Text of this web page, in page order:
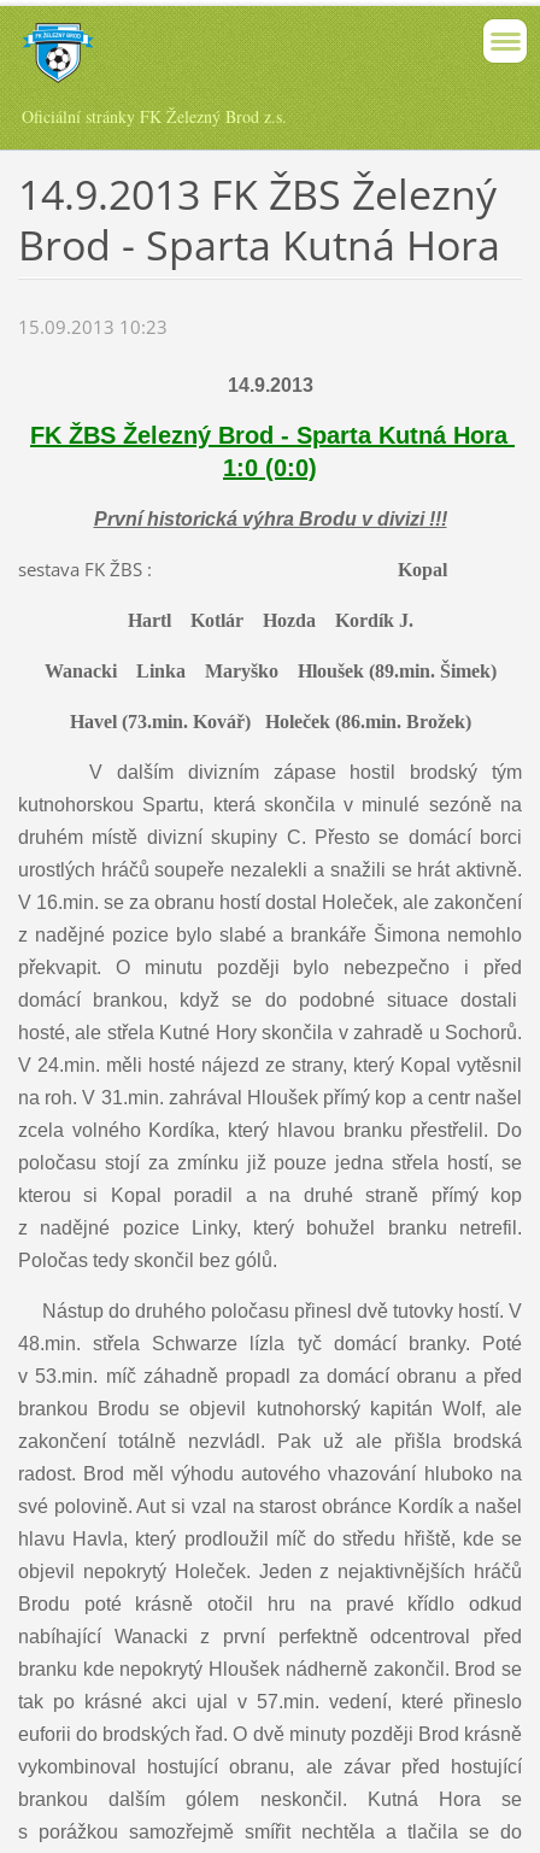
Oficiální stránky FK Železný Brod z.s.
14.9.2013 FK ŽBS Železný
Brod - Sparta Kutná Hora
15.09.2013 10:23
14.9.2013
FK ŽBS Železný Brod - Sparta Kutná Hora
1:0 (0:0)
První historická výhra Brodu v divizi !!!
sestava FK ŽBS : Kopal
Hartl Kotlár Hozda Kordík J.
Wanacki Linka Maryško Hloušek (89.min. Šimek)
Havel (73.min. Kovář) Holeček (86.min. Brožek)
V dalším divizním zápase hostil brodský tým
kutnohorskou Spartu, která skončila v minulé sezóně na
druhém místě divizní skupiny C. Přesto se domácí borci
urostlých hráčů soupeře nezalekli a snažili se hrát aktivně.
V 16.min. se za obranu hostí dostal Holeček, ale zakončení
z nadějné pozice bylo slabé a brankáře Šimona nemohlo
překvapit. O minutu později bylo nebezpečno i před
domácí brankou, když se do podobné situace dostali
hosté, ale střela Kutné Hory skončila v zahradě u Sochorů.
V 24.min. měli hosté nájezd ze strany, který Kopal vytěsnil
na roh. V 31.min. zahrával Hloušek přímý kop a centr našel
zcela volného Kordíka, který hlavou branku přestřelil. Do
poločasu stojí za zmínku již pouze jedna střela hostí, se
kterou si Kopal poradil a na druhé straně přímý kop
z nadějné pozice Linky, který bohužel branku netrefil.
Poločas tedy skončil bez gólů.
Nástup do druhého poločasu přinesl dvě tutovky hostí. V
48.min. střela Schwarze lízla tyč domácí branky. Poté
v 53.min. míč záhadně propadl za domácí obranu a před
brankou Brodu se objevil kutnohorský kapitán Wolf, ale
zakončení totálně nezvládl. Pak už ale přišla brodská
radost. Brod měl výhodu autového vhazování hluboko na
své polovině. Aut si vzal na starost obránce Kordík a našel
hlavu Havla, který prodloužil míč do středu hřiště, kde se
objevil nepokrytý Holeček. Jeden z nejaktivnějších hráčů
Brodu poté krásně otočil hru na pravé křídlo odkud
nabíhající Wanacki z první perfektně odcentroval před
branku kde nepokrytý Hloušek nádherně zakončil. Brod se
tak po krásné akci ujal v 57.min. vedení, které přineslo
euforii do brodských řad. O dvě minuty později Brod krásně
vykombinoval hostující obranu, ale závar před hostující
brankou dalším gólem neskončil. Kutná Hora se
s porážkou samozřejmě smířit nechtěla a tlačila se do